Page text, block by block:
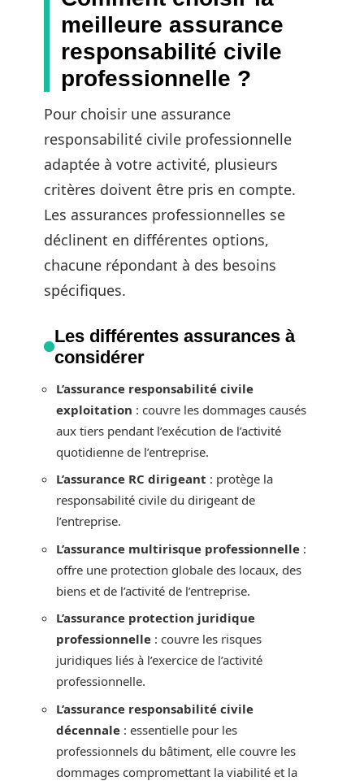
meilleure assurance
responsabilité civile
professionnelle ?
Pour choisir une assurance
responsabilité civile professionnelle
adaptée à votre activité, plusieurs
critères doivent être pris en compte.
Les assurances professionnelles se
déclinent en différentes options,
chacune répondant à des besoins
spécifiques.
Les différentes assurances à
considérer
L’assurance responsabilité civile
exploitation : couvre les dommages causés
aux tiers pendant l’exécution de l’activité
quotidienne de l’entreprise.
L’assurance RC dirigeant : protège la
responsabilité civile du dirigeant de
l’entreprise.
L’assurance multirisque professionnelle :
offre une protection globale des locaux, des
biens et de l’activité de l’entreprise.
L’assurance protection juridique
professionnelle : couvre les risques
juridiques liés à l’exercice de l’activité
professionnelle.
L’assurance responsabilité civile
décennale : essentielle pour les
professionnels du bâtiment, elle couvre les
dommages compromettant la viabilité et la